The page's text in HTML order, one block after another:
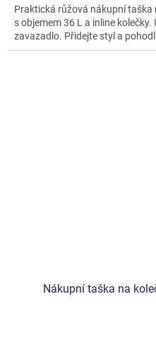
z
5
hvězdiček.
Praktická růžová nákupní taška
s objemem 36 L a inline
zavazadlo. Přidejte styl a
Nákupní taška na